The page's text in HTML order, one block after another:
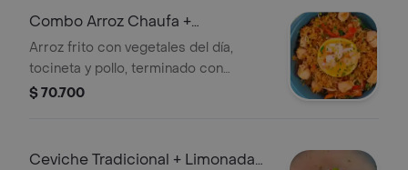
ponzu, acompañado con arroz
parmesano, quinoa crocante .
Combo Arroz Chaufa +
Sushicharron
Arroz frito con vegetales del día,
tocineta y pollo, terminado con
camarón. + Maki, panceta de cerdo
y ceviche, terminado con quinoa
$ 70.700
Ceviche Tradicional + Limonada